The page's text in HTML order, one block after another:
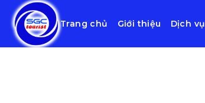
Trang chủ Giới thiệu Dịch vụ